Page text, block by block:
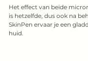
Het effect van beide
is hetzelfde, dus ook na
SkinPen ervaar je een
huid.